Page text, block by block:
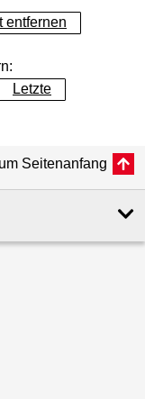
entfernen
Letzte
Seitenanfang